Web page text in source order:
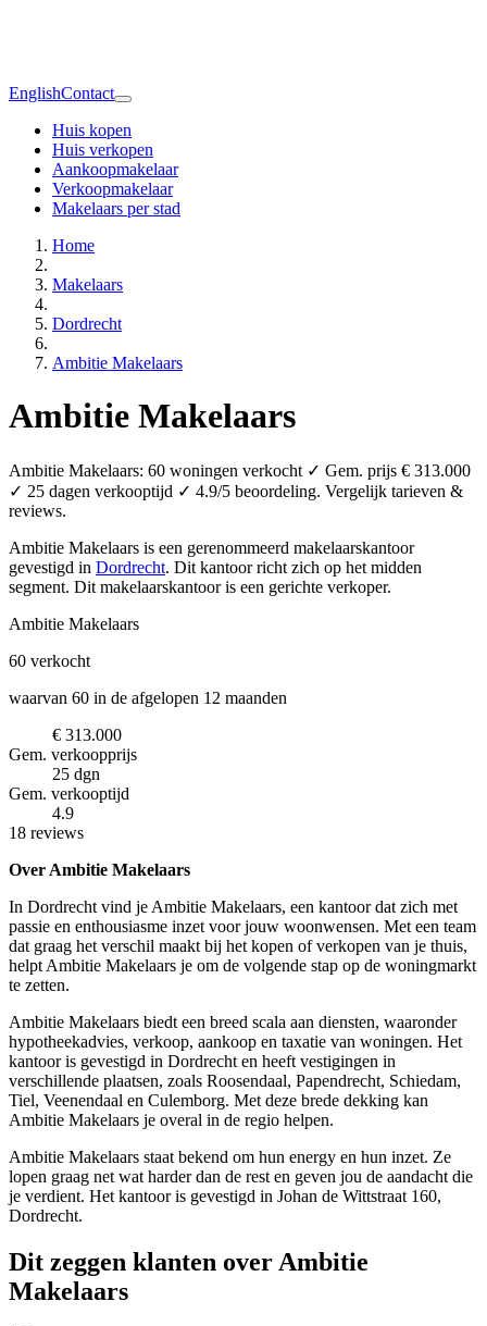
EnglishContact
Huis kopen
Huis verkopen
Aankoopmakelaar
Verkoopmakelaar
Makelaars per stad
Home
Makelaars
Dordrecht
Ambitie Makelaars
Ambitie Makelaars
Ambitie Makelaars: 60 woningen verkocht ✓ Gem. prijs € 313.000
✓ 25 dagen verkooptijd ✓ 4.9/5 beoordeling. Vergelijk tarieven &
reviews.
Ambitie Makelaars is een gerenommeerd makelaarskantoor
gevestigd in Dordrecht. Dit kantoor richt zich op het midden
segment. Dit makelaarskantoor is een gerichte verkoper.
Ambitie Makelaars
60 verkocht
waarvan 60 in de afgelopen 12 maanden
€ 313.000
Gem. verkoopprijs
25 dgn
Gem. verkooptijd
4.9
18 reviews
Over Ambitie Makelaars
In Dordrecht vind je Ambitie Makelaars, een kantoor dat zich met
passie en enthousiasme inzet voor jouw woonwensen. Met een team
dat graag het verschil maakt bij het kopen of verkopen van je thuis,
helpt Ambitie Makelaars je om de volgende stap op de woningmarkt
te zetten.
Ambitie Makelaars biedt een breed scala aan diensten, waaronder
hypotheekadvies, verkoop, aankoop en taxatie van woningen. Het
kantoor is gevestigd in Dordrecht en heeft vestigingen in
verschillende plaatsen, zoals Roosendaal, Papendrecht, Schiedam,
Tiel, Veenendaal en Culemborg. Met deze brede dekking kan
Ambitie Makelaars je overal in de regio helpen.
Ambitie Makelaars staat bekend om hun energy en hun inzet. Ze
lopen graag net wat harder dan de rest en geven jou de aandacht die
je verdient. Het kantoor is gevestigd in Johan de Wittstraat 160,
Dordrecht.
Dit zeggen klanten over Ambitie
Makelaars